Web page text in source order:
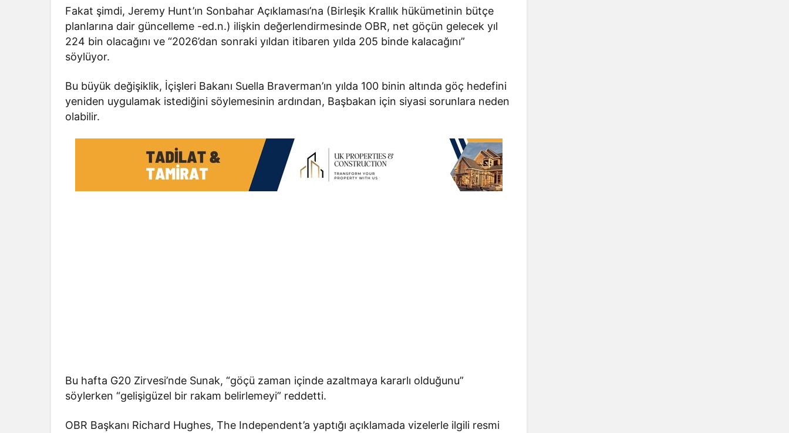
Fakat şimdi, Jeremy Hunt’ın Sonbahar Açıklaması’na (Birleşik Krallık hükümetinin bütçe
planlarına dair güncelleme -ed.n.) ilişkin değerlendirmesinde OBR, net göçün gelecek yıl
224 bin olacağını ve “2026’dan sonraki yıldan itibaren yılda 205 binde kalacağını”
söylüyor.
Bu büyük değişiklik, İçişleri Bakanı Suella Braverman’ın yılda 100 binin altında göç hedefini
yeniden uygulamak istediğini söylemesinin ardından, Başbakan için siyasi sorunlara neden
olabilir.
Bu hafta G20 Zirvesi’nde Sunak, “göçü zaman içinde azaltmaya kararlı olduğunu”
söylerken “gelişigüzel bir rakam belirlemeyi” reddetti.
OBR Başkanı Richard Hughes, The Independent’a yaptığı açıklamada vizelerle ilgili resmi